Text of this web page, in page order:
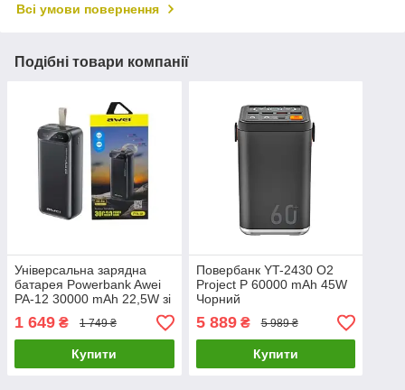
Всі умови повернення
Подібні товари компанії
Універсальна зарядна
батарея Powerbank Awei
PA-12 30000 mAh 22,5W зі
Чорний
1 649 ₴ 1 749 ₴
Купити
Повербанк YT-2430 O2
Project P 60000 mAh 45W
Чорний
5 889₴ 5 989 ₴
Купити